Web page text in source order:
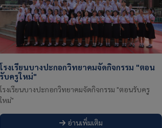
รงเรียนบางปะกอกวิทยาคมจัดกิจกรรม "ตอน
รับครูใหม่"
รงเรียนบางปะกอกวิทยาคมจัดกิจกรรม "ตอนรับครู
หม่"
อ่านเพิ่มเติม